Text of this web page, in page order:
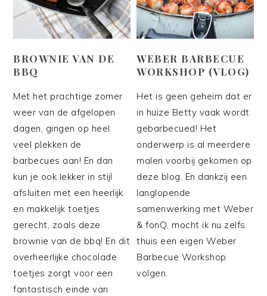
BROWNIE VAN DE
BBQ
Met het prachtige zomer
weer van de afgelopen
dagen, gingen op heel
veel plekken de
barbecues aan! En dan
kun je ook lekker in stijl
afsluiten met een heerlijk
en makkelijk toetjes
gerecht, zoals deze
brownie van de bbq! En dit
overheerlijke chocolade
toetjes zorgt voor een
fantastisch einde van
WEBER BARBECUE
WORKSHOP (VLOG)
Het is geen geheim dat er
in huize Betty vaak wordt
gebarbecued! Het
onderwerp is al meerdere
malen voorbij gekomen op
deze blog. En dankzij een
langlopende
samenwerking met Weber
& fonQ, mocht ik nu zelfs
thuis een eigen Weber
Barbecue Workshop
volgen.